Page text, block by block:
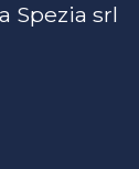
Spezia srl